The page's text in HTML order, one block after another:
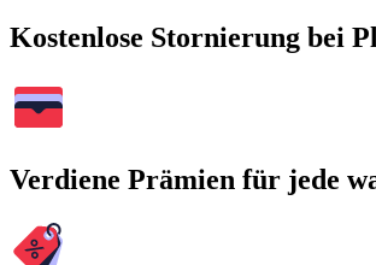
Kostenlose Stornierung bei
Verdiene Prämien für jede